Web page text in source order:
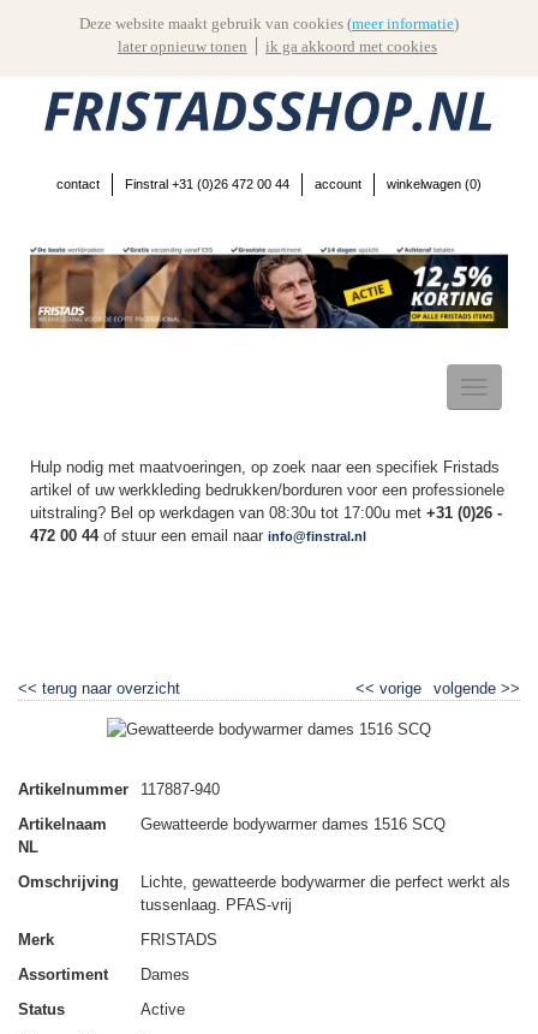
contact Finstral +31 (0)26 472 00 44 account winkelwagen (0)
Toggle
Hulp nodig met maatvoeringen, op zoek naar een specifiek Fristads
artikel of uw werkkleding bedrukken/borduren voor een professionele
uitstraling? Bel op werkdagen van 08:30u tot 17:00u met +31 (0)26 -
472 00 44of stuur een email naar info@finstral.nl
<< terug naar overzicht volgende >>
<< vorige
Artikelnummer
117887-940
Artikelnaam
NL
Gewatteerde bodywarmer dames 1516 SCQ
Omschrijving
Lichte, gewatteerde bodywarmer die perfect werkt als
tussenlaag. PFAS-vrij
Merk
FRISTADS
Assortiment
Dames
Status
Active
Deze website maakt gebruik van cookies (meer informatie)
later opnieuw tonen
ik ga akkoord met cookies